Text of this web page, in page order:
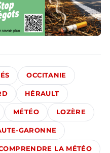
OCCITANIE
HÉRAULT
MÉTÉO LOZÈRE
GARONNE
LA MÉTÉO